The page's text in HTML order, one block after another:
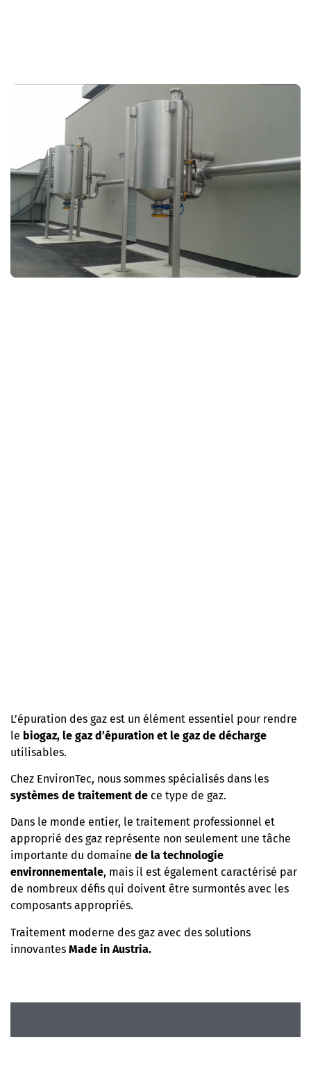
L’épuration des gaz est un élément essentiel pour rendre
le biogaz, le gaz d’épuration et le gaz de décharge
utilisables.
Chez EnvironTec, nous sommes spécialisés dans les
systèmes de traitement de ce type de gaz.
Dans le monde entier, le traitement professionnel et
approprié des gaz représente non seulement une tâche
importante du domaine de la technologie
environnementale, mais il est également caractérisé par
de nombreux défis qui doivent être surmontés avec les
composants appropriés.
Traitement moderne des gaz avec des solutions
innovantes Made in Austria.